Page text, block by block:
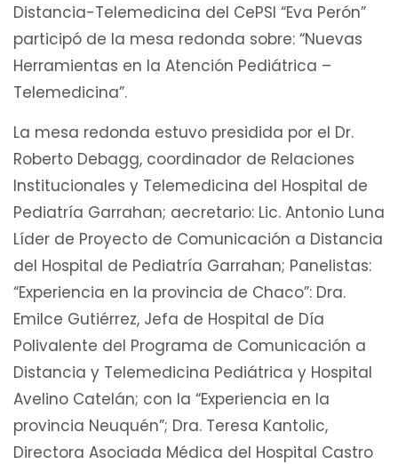
Distancia-Telemedicina del CePSI “Eva Perón”
participó de la mesa redonda sobre: “Nuevas
Herramientas en la Atención Pediátrica –
Telemedicina”.
La mesa redonda estuvo presidida por el Dr.
Roberto Debagg, coordinador de Relaciones
Institucionales y Telemedicina del Hospital de
Pediatría Garrahan; aecretario: Lic. Antonio Luna
Líder de Proyecto de Comunicación a Distancia
del Hospital de Pediatría Garrahan; Panelistas:
“Experiencia en la provincia de Chaco”: Dra.
Emilce Gutiérrez, Jefa de Hospital de Día
Polivalente del Programa de Comunicación a
Distancia y Telemedicina Pediátrica y Hospital
Avelino Catelán; con la “Experiencia en la
provincia Neuquén”; Dra. Teresa Kantolic,
Directora Asociada Médica del Hospital Castro